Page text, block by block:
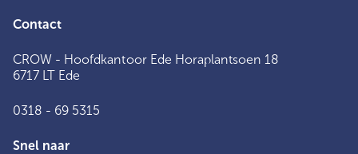
Contact
CROW - Hoofdkantoor Ede Horaplantsoen 18
6717 LT Ede
0318 - 69 5315
Snel naar